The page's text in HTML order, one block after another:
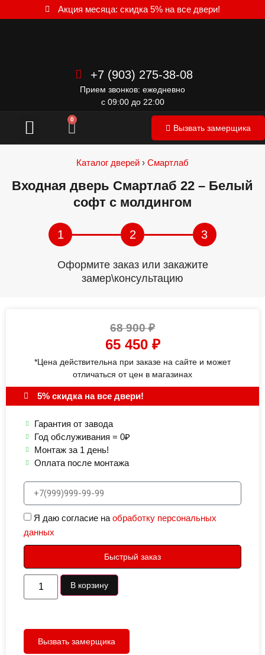
Акция месяца: скидка 5% на все двери!
+7 (903) 275-38-08
Прием звонков: ежедневно
с 09:00 до 22:00
0
Вызвать замерщика
Каталог дверей › Смартлаб
Входная дверь Смартлаб 22 – Белый
софт с молдингом
1 2 3
Оформите заказ или закажите
замер\консультацию
68 900₽
65 450 ₽
*Цена действительна при заказе на сайте и может
отличаться от цен в магазинах
5% скидка на все двери!
Гарантия от завода
Год обслуживания = 0₽
Монтаж за 1 день!
Оплата после монтажа
Я даю согласие наобработку персональных
данных
Быстрый заказ
В корзину
Вызвать замерщика